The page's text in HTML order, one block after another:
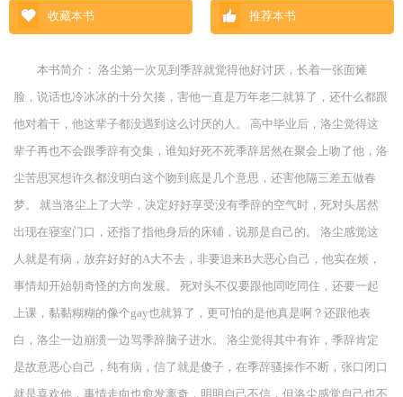
收藏本书 推荐本书
本书简介： 洛尘第一次见到季辞就觉得他好讨厌，长着一张面瘫
脸，说话也冷冰冰的十分欠揍，害他一直是万年老二就算了，还什么都跟
他对着干，他这辈子都没遇到这么讨厌的人。 高中毕业后，洛尘觉得这
辈子再也不会跟季辞有交集，谁知好死不死季辞居然在聚会上吻了他，洛
尘苦思冥想许久都没明白这个吻到底是几个意思，还害他隔三差五做春
梦。 就当洛尘上了大学，决定好好享受没有季辞的空气时，死对头居然
出现在寝室门口，还指了指他身后的床铺，说那是自己的。 洛尘感觉这
人就是有病，放弃好好的A大不去，非要追来B大恶心自己，他实在烦，
事情却开始朝奇怪的方向发展。 死对头不仅要跟他同吃同住，还要一起
上课，黏黏糊糊的像个gay也就算了，更可怕的是他真是啊？还跟他表
白，洛尘一边崩溃一边骂季辞脑子进水。 洛尘觉得其中有诈，季辞肯定
是故意恶心自己，纯有病，信了就是傻子，在季辞骚操作不断，张口闭口
就是喜欢他，事情走向也愈发离奇，明明自己不信，但洛尘感觉自己也不